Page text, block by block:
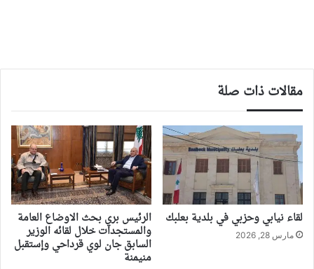
مقالات ذات صلة
لقاء نيابي وحزبي في بلدية بعلبك
مارس 28, 2026
الرئيس بري بحث الاوضاع العامة
والمستجدات خلال لقائه الوزير
السابق جان لوي قرداحي وإستقبل
منيمنة